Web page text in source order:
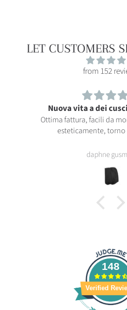
LET CUSTOMERS
from 152
Nuova vita a dei
Ottima fattura, facili da
esteticamente, torno
daphne
148
Verified